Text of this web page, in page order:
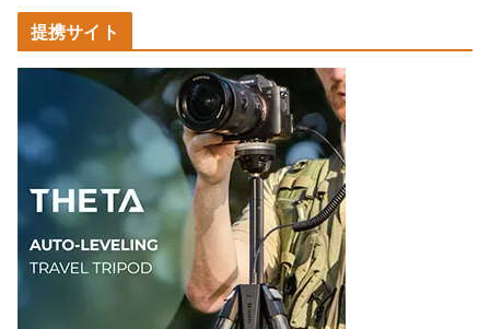
カ
テ
ゴ
ー
提携サイト